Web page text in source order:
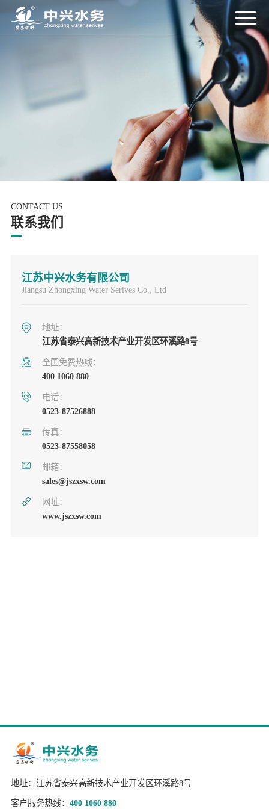
CONTACT US
联系我们
江苏中兴水务有限公司
Jiangsu Zhongxing Water Serives Co., Ltd
地址：
江苏省泰兴高新技术产业开发区环溪路8号
全国免费热线：
400 1060 880
电话：
0523-87526888
传真：
0523-87558058
邮箱：
sales@jszxsw.com
网址：
www.jszxsw.com
地址：江苏省泰兴高新技术产业开发区环溪路8号
客户服务热线： 400 1060 880